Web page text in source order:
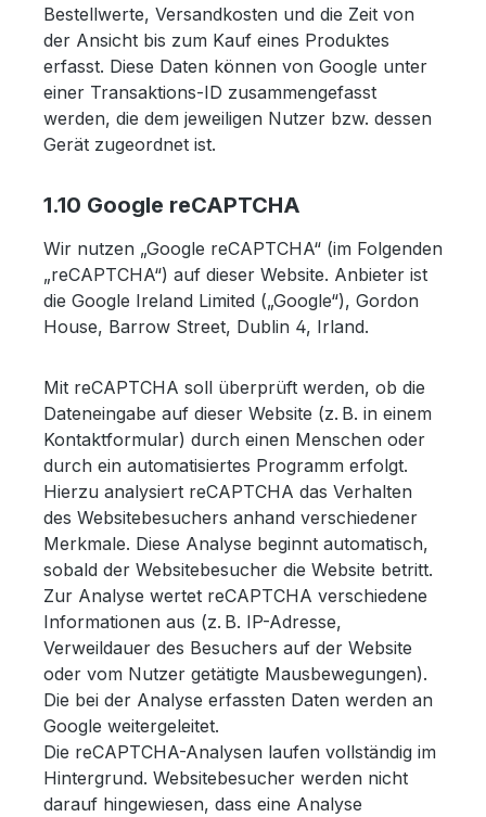
Bestellwerte, Versandkosten und die Zeit von
der Ansicht bis zum Kauf eines Produktes
erfasst. Diese Daten können von Google unter
einer Transaktions-ID zusammengefasst
werden, die dem jeweiligen Nutzer bzw. dessen
Gerät zugeordnet ist.
1.10 Google reCAPTCHA
Wir nutzen „Google reCAPTCHA“ (im Folgenden
„reCAPTCHA“) auf dieser Website. Anbieter ist
die Google Ireland Limited („Google“), Gordon
House, Barrow Street, Dublin 4, Irland.
Mit reCAPTCHA soll überprüft werden, ob die
Dateneingabe auf dieser Website (z. B. in einem
Kontaktformular) durch einen Menschen oder
durch ein automatisiertes Programm erfolgt.
Hierzu analysiert reCAPTCHA das Verhalten
des Websitebesuchers anhand verschiedener
Merkmale. Diese Analyse beginnt automatisch,
sobald der Websitebesucher die Website betritt.
Zur Analyse wertet reCAPTCHA verschiedene
Informationen aus (z. B. IP-Adresse,
Verweildauer des Besuchers auf der Website
oder vom Nutzer getätigte Mausbewegungen).
Die bei der Analyse erfassten Daten werden an
Google weitergeleitet.
Die reCAPTCHA-Analysen laufen vollständig im
Hintergrund. Websitebesucher werden nicht
darauf hingewiesen, dass eine Analyse